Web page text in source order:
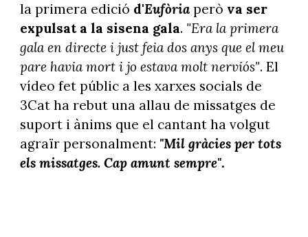
la primera edició d'Eufòriaperò va ser
expulsat a la sisena gala. "Era la primera
gala en directe i just feia dos anys que el meu
pare havia mort i jo estava molt nerviós". El
vídeo fet públic a les xarxes socials de
3Cat ha rebut una allau de missatges de
suport i ànims que el cantant ha volgut
agraïr personalment: "Mil gràcies per tots
els missatges. Cap amunt sempre".